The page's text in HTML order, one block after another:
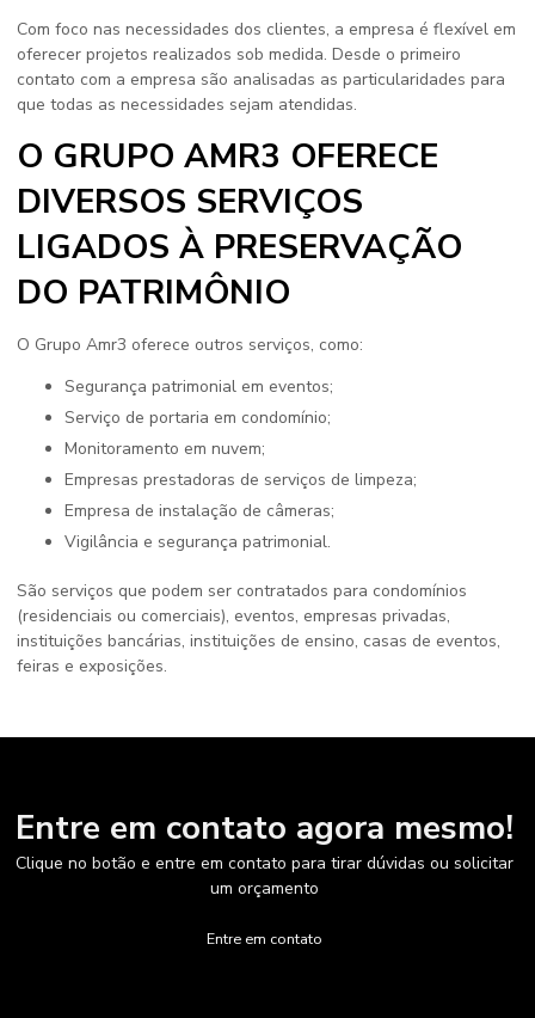
Com foco nas necessidades dos clientes, a empresa é flexível em
oferecer projetos realizados sob medida. Desde o primeiro
contato com a empresa são analisadas as particularidades para
que todas as necessidades sejam atendidas.
O GRUPO AMR3 OFERECE
DIVERSOS SERVIÇOS
LIGADOS À PRESERVAÇÃO
DO PATRIMÔNIO
O Grupo Amr3 oferece outros serviços, como:
Segurança patrimonial em eventos;
Serviço de portaria em condomínio;
Monitoramento em nuvem;
Empresas prestadoras de serviços de limpeza;
Empresa de instalação de câmeras;
Vigilância e segurança patrimonial.
São serviços que podem ser contratados para condomínios
(residenciais ou comerciais), eventos, empresas privadas,
instituições bancárias, instituições de ensino, casas de eventos,
feiras e exposições.
Entre em contato agora mesmo!
Clique no botão e entre em contato para tirar dúvidas ou solicitar
um orçamento
Entre em contato